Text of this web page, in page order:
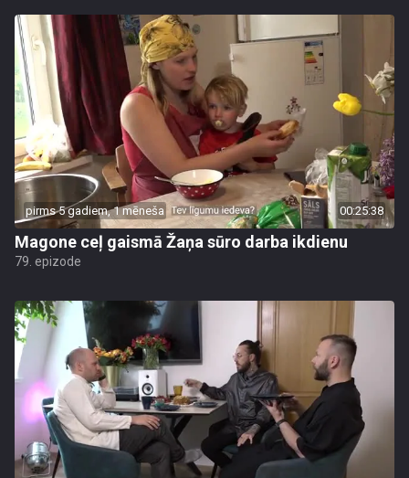
pirms 5 gadiem, 1 mēneša 00:25:38
Magone ceļ gaismā Žaņa sūro darba ikdienu
79. epizode